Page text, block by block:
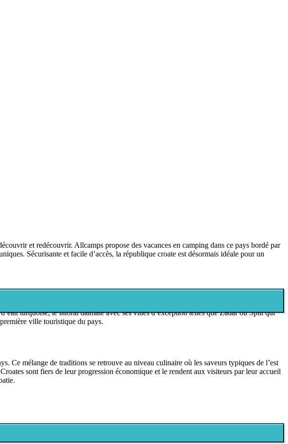
et redécouvrir. Allcamps propose des vacances en camping dans ce pays bordé par
Sécurisante et facile d’accès, la république croate est désormais idéale pour un
Balkans, saura satisfaire les vacanciers. Vous attendent pour vos vacances en mobil-
turquoise, le littoral dalmate avec ses villes d’exception telles que Zadar ou Split qui
ville touristique du pays.
Ce mélange de traditions se retrouve au niveau culinaire où les saveurs typiques de l’est
sont fiers de leur progression économique et le rendent aux visiteurs par leur accueil